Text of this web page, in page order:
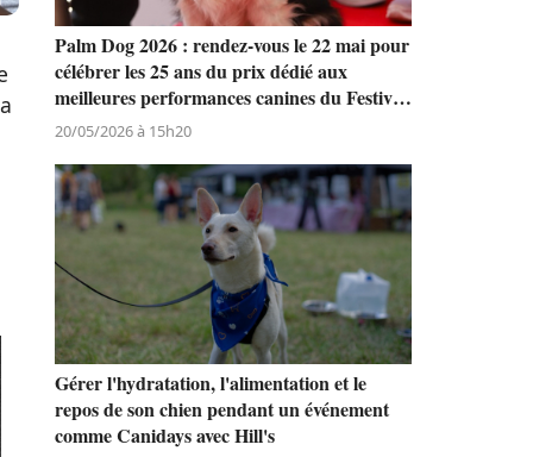
Palm Dog 2026 : rendez-vous le 22 mai pour
célébrer les 25 ans du prix dédié aux
meilleures performances canines du Festival
de Cannes
20/05/2026 à 15h20
Gérer l'hydratation, l'alimentation et le
repos de son chien pendant un événement
comme Canidays avec Hill's